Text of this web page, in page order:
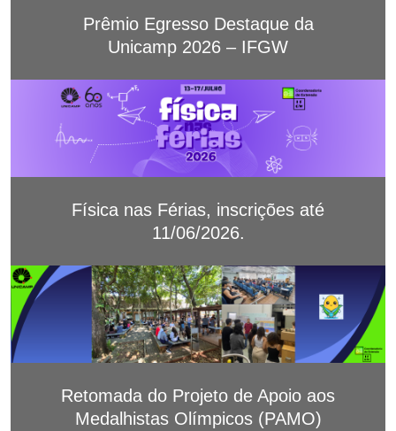
Prêmio Egresso Destaque da
Unicamp 2026 – IFGW
Física nas Férias, inscrições até
11/06/2026.
Retomada do Projeto de Apoio aos
Medalhistas Olímpicos (PAMO)